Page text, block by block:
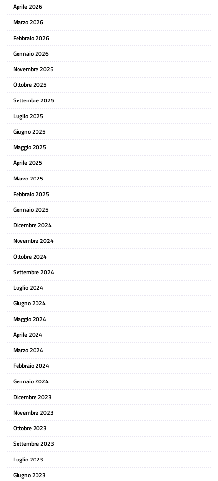
Aprile 2026
Marzo 2026
Febbraio 2026
Gennaio 2026
Novembre 2025
Ottobre 2025
Settembre 2025
Luglio 2025
Giugno 2025
Maggio 2025
Aprile 2025
Marzo 2025
Febbraio 2025
Gennaio 2025
Dicembre 2024
Novembre 2024
Ottobre 2024
Settembre 2024
Luglio 2024
Giugno 2024
Maggio 2024
Aprile 2024
Marzo 2024
Febbraio 2024
Gennaio 2024
Dicembre 2023
Novembre 2023
Ottobre 2023
Settembre 2023
Luglio 2023
Giugno 2023